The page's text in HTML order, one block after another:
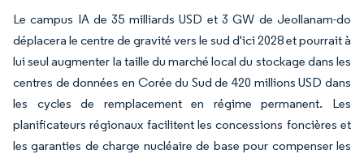
Le campus IA de 35 milliards USD et 3 GW de Jeollanam-do
déplacera le centre de gravité vers le sud d'ici 2028 et pourrait à
lui seul augmenter la taille du marché local du stockage dans les
centres de données en Corée du Sud de 420 millions USD dans
les cycles de remplacement en régime permanent. Les
planificateurs régionaux facilitent les concessions foncières et
les garanties de charge nucléaire de base pour compenser les